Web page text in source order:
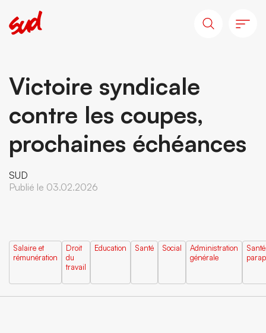
Victoire syndicale
contre les coupes,
prochaines échéances
SUD
Publié le 03.02.2026
Salaire et
rémunération
Droit
du
travail
Education Santé Social
Administration
générale
Santé